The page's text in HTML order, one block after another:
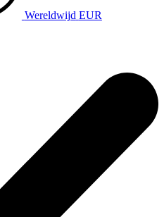
Wereldwijd EUR